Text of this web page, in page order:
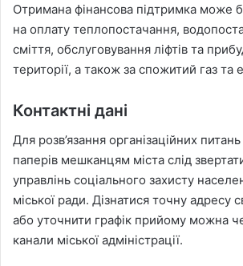
Отримана фінансова підтримка може
на оплату теплопостачання,
сміття, обслуговування ліфтів та
території, а також за спожитий газ та
Контактні дані
Для розв’язання організаційних
паперів мешканцям міста слід
управлінь соціального захисту
міської ради. Дізнатися точну адресу
або уточнити графік прийому можна
канали міської адміністрації.